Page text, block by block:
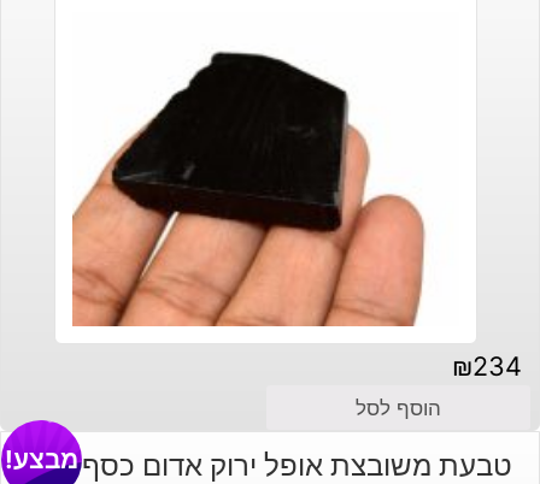
₪234
הוסף לסל
טבעת משובצת אופל ירוק אדום כסף 925מבצע!